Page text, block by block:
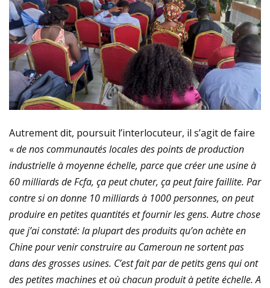
Autrement dit, poursuit l’interlocuteur, il s’agit de faire
«de nos communautés locales des points de production
industrielle à moyenne échelle, parce que créer une usine à
60 milliards de Fcfa, ça peut chuter, ça peut faire faillite. Par
contre si on donne 10 milliards à 1000 personnes, on peut
produire en petites quantités et fournir les gens. Autre chose
que j’ai constaté: la plupart des produits qu’on achète en
Chine pour venir construire au Cameroun ne sortent pas
dans des grosses usines. C’est fait par de petits gens qui ont
des petites machines et où chacun produit à petite échelle. A